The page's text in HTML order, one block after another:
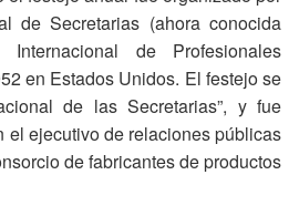
de Secretarias (ahora conocida
de Profesionales
en Estados Unidos. El festejo se
de las Secretarias”, y fue
el ejecutivo de relaciones públicas
de fabricantes de productos